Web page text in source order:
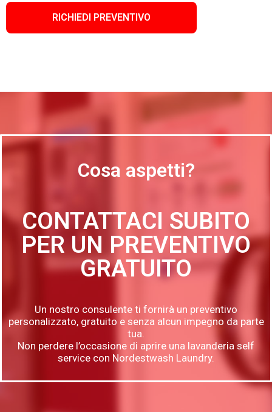
Cosa aspetti?
CONTATTACI SUBITO
PER UN PREVENTIVO
GRATUITO
Un nostro consulente ti fornirà un preventivo
personalizzato, gratuito e senza alcun impegno da parte
tua.
Non perdere l’occasione di aprire una lavanderia self
service con Nordestwash Laundry.